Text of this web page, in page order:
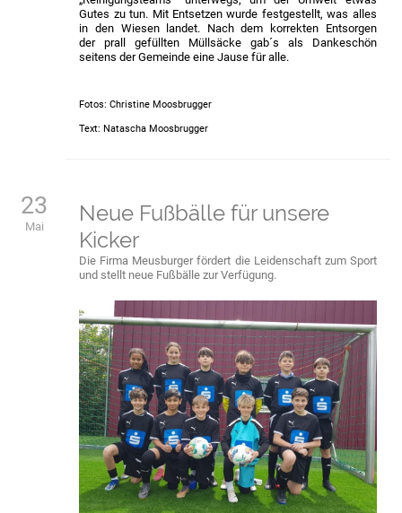
Gutes zu tun. Mit Entsetzen wurde festgestellt, was alles
in den Wiesen landet. Nach dem korrekten Entsorgen
der prall gefüllten Müllsäcke gab´s als Dankeschön
seitens der Gemeinde eine Jause für alle.
Fotos: Christine Moosbrugger
Text: Natascha Moosbrugger
23
Mai
Neue Fußbälle für unsere
Kicker
Die Firma Meusburger fördert die Leidenschaft zum Sport
und stellt neue Fußbälle zur Verfügung.